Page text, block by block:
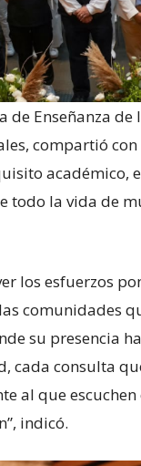
Enseñanza de
compartió
académico,
todo la vida de
los esfuerzos
comunidades
su presencia
cada consulta
al que
indicó.